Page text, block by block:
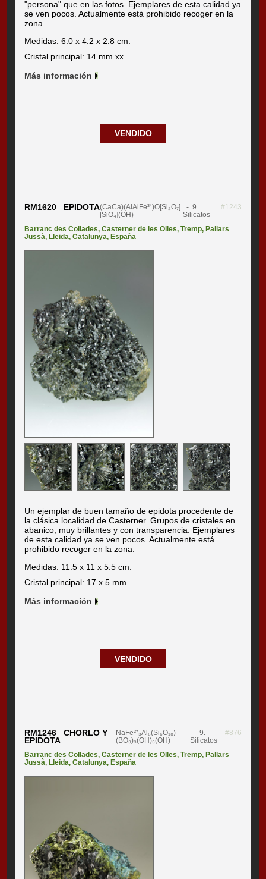
"persona" que en las fotos. Ejemplares de esta calidad ya
se ven pocos. Actualmente está prohibido recoger en la
zona.
Medidas: 6.0 x 4.2 x 2.8 cm.
Cristal principal: 14 mm xx
Más información
VENDIDO
RM1620 EPIDOTA(CaCa)(AlAlFe³⁺)O[Si₂O₇]
[SiO₄](OH)
- 9.
Silicatos
#1243
Barranc des Collades,Casterner de les Olles,Tremp, Pallars
Jussà, Lleida,Catalunya, España
Un ejemplar de buen tamaño de epidota procedente de
la clásica localidad de Casterner. Grupos de cristales en
abanico, muy brillantes y con transparencia. Ejemplares
de esta calidad ya se ven pocos. Actualmente está
prohibido recoger en la zona.
Medidas: 11.5 x 11 x 5.5 cm.
Cristal principal: 17 x 5 mm.
Más información
VENDIDO
RM1246 CHORLO Y
EPIDOTA
NaFe²⁺₃Al₆(Si₆O₁₈)
(BO₃)₃(OH)₃(OH)
- 9.
Silicatos
#876
Barranc des Collades,Casterner de les Olles,Tremp,Pallars
Jussà,Lleida,Catalunya,España